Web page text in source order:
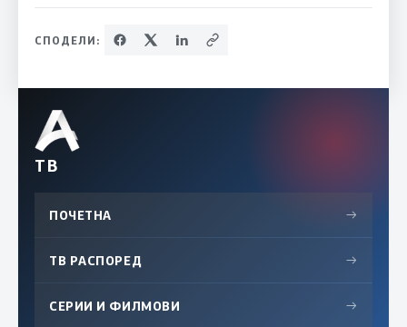
СПОДЕЛИ:
ТВ
ПОЧЕТНА →
ТВ РАСПОРЕД →
СЕРИИ И ФИЛМОВИ →